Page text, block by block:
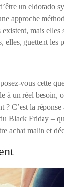
un eldorado
approche
mais elles
elles, guettent les
vous cette
à un réel besoin,
? C’est la
Black Friday –
achat malin et